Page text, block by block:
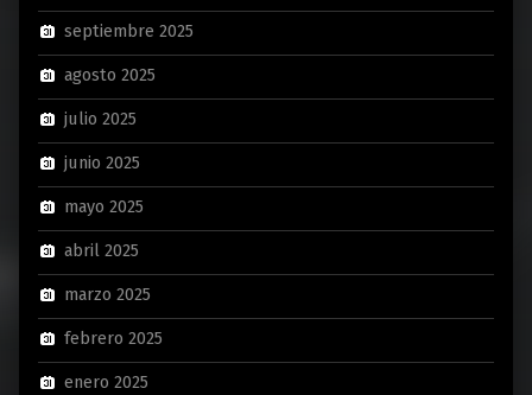
septiembre 2025
agosto 2025
julio 2025
junio 2025
mayo 2025
abril 2025
marzo 2025
febrero 2025
enero 2025